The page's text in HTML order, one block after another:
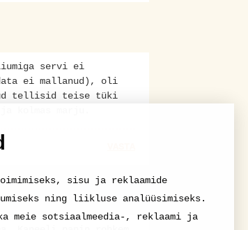
servi ei
ei mallanud), oli
tellisid teise tüki
sisu ja reklaamide
ning liikluse analüüsimiseks.
meie sotsiaalmeedia-, reklaami ja